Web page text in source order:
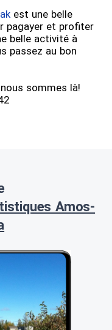
est une belle
pagayer et profiter
belle activité à
passez au bon
sommes là!
Amos-